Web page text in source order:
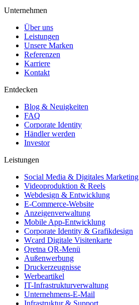
Unternehmen
Über uns
Leistungen
Unsere Marken
Referenzen
Karriere
Kontakt
Entdecken
Blog & Neuigkeiten
FAQ
Corporate Identity
Händler werden
Investor
Leistungen
Social Media & Digitales Marketing
Videoproduktion & Reels
Webdesign & Entwicklung
E-Commerce-Website
Anzeigenverwaltung
Mobile App-Entwicklung
Corporate Identity & Grafikdesign
Wcard Digitale Visitenkarte
Qretna QR-Menü
Außenwerbung
Druckerzeugnisse
Werbeartikel
IT-Infrastrukturverwaltung
Unternehmens-E-Mail